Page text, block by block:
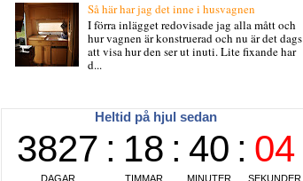
Så här har jag det inne i husvagnen
I förra inlägget redovisade jag alla mått och
hur vagnen är konstruerad och nu är det dags
att visa hur den ser ut inuti. Lite fixande har
d...